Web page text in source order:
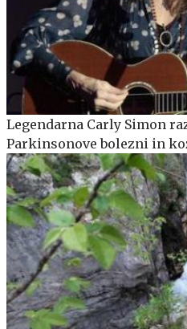
Legendarna Carly Simon
Parkinsonove bolezni in